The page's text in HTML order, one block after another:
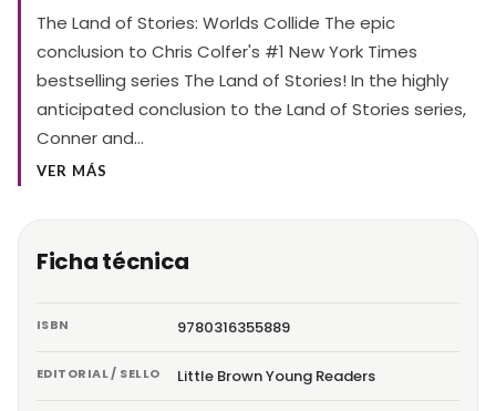
The Land of Stories: Worlds Collide The epic
conclusion to Chris Colfer's #1 New York Times
bestselling series The Land of Stories! In the highly
anticipated conclusion to the Land of Stories series,
Conner and…
VER MÁS
Ficha técnica
ISBN 9780316355889
EDITORIAL / SELLO Little Brown Young Readers